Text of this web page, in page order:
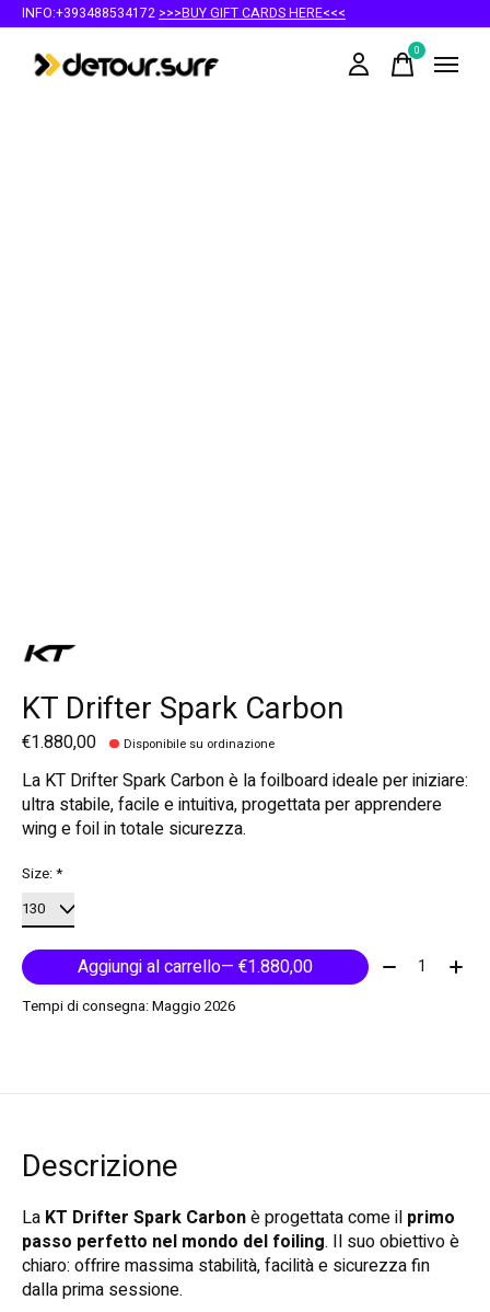
INFO:+393488534172 >>>BUY GIFT CARDS HERE<<<
0items
KT Drifter Spark Carbon
€1.880,00 Disponibile su ordinazione
La KT Drifter Spark Carbon è la foilboard ideale per iniziare:
ultra stabile, facile e intuitiva, progettata per apprendere
wing e foil in totale sicurezza.
Size:*
Aggiungi al carrello — €1.880,00 Quantità:
Tempi di consegna: Maggio 2026
Descrizione
La KT Drifter Spark Carbonè progettata come il primo
passo perfetto nel mondo del foiling. Il suo obiettivo è
chiaro: offrire massima stabilità, facilità e sicurezza fin
dalla prima sessione.